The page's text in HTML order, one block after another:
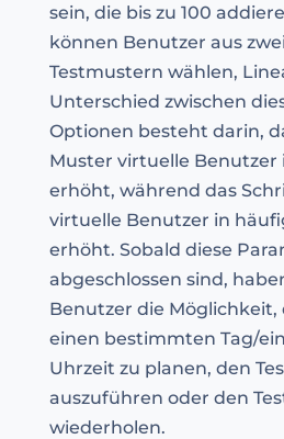
sein, die bis zu 100
können Benutzer aus
Testmustern wählen,
Unterschied zwischen
Optionen besteht darin,
Muster virtuelle Benutzer
erhöht, während das
virtuelle Benutzer in
erhöht. Sobald diese
abgeschlossen sind,
Benutzer die Möglichkeit,
einen bestimmten Tag/
Uhrzeit zu planen, den
auszuführen oder den
wiederholen.